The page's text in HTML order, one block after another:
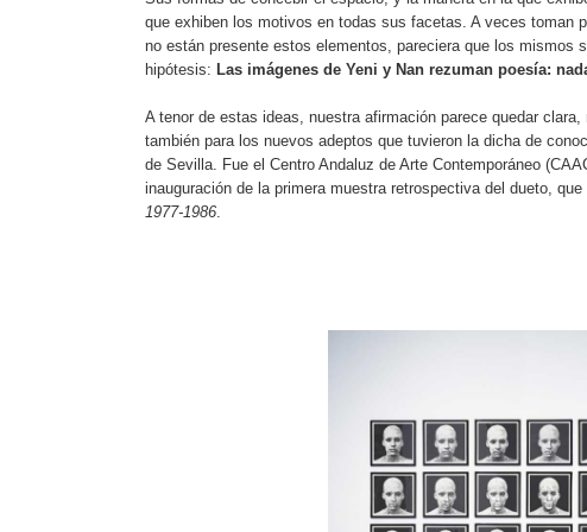
que exhiben los motivos en todas sus facetas. A veces toman
no están presente estos elementos, pareciera que los
hipótesis: Las imágenes de Yeni y Nan rezuman poesía:
A tenor de estas ideas, nuestra afirmación parece quedar
también para los nuevos adeptos que tuvieron la dicha de
de Sevilla. Fue el Centro Andaluz de Arte Contemporáneo
inauguración de la primera muestra retrospectiva del dueto,
1977-1986.